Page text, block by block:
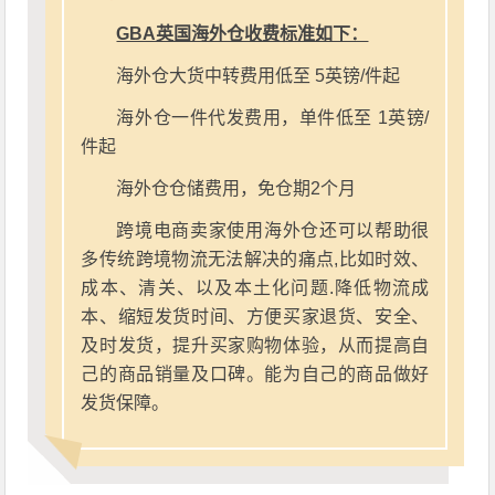
GBA英国海外仓收费标准如下：
海外仓大货中转费用低至 5英镑/件起
海外仓一件代发费用，单件低至 1英镑/
件起
海外仓仓储费用，免仓期2个月
跨境电商卖家使用海外仓还可以帮助很
多传统跨境物流无法解决的痛点,比如时效、
成本、清关、以及本土化问题.降低物流成
本、缩短发货时间、方便买家退货、安全、
及时发货，提升买家购物体验，从而提高自
己的商品销量及口碑。能为自己的商品做好
发货保障。